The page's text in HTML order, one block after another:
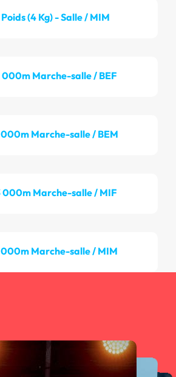
Poids (4 Kg) - Salle / MIM
000m Marche-salle / BEF
Marche-salle / BEM
000m Marche-salle / MIF
Marche-salle / MIM